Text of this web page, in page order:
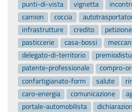
punti-di-vista
vignetta
camion
coccia
infrastrutture
credito petizione
pasticcerie
casa-bossi
delegato-di-territorio
patente-professionale
compro-
confartigianato-form
salute
caro-energia
comunicazione
portale-automobilista